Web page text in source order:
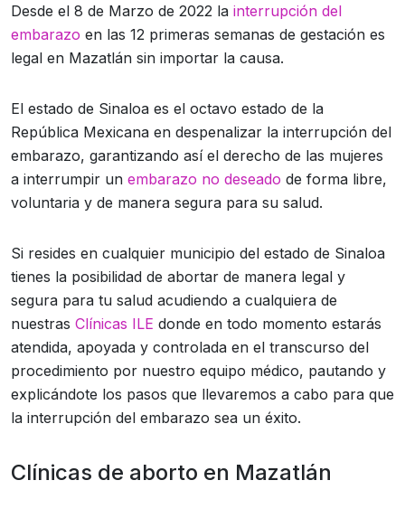
Desde el 8 de Marzo de 2022 la interrupción del
embarazo en las 12 primeras semanas de gestación es
legal en Mazatlán sin importar la causa.
El estado de Sinaloa es el octavo estado de la
República Mexicana en despenalizar la interrupción del
embarazo, garantizando así el derecho de las mujeres
a interrumpir un embarazo no deseado de forma libre,
voluntaria y de manera segura para su salud.
Si resides en cualquier municipio del estado de Sinaloa
tienes la posibilidad de abortar de manera legal y
segura para tu salud acudiendo a cualquiera de
nuestras Clínicas ILE donde en todo momento estarás
atendida, apoyada y controlada en el transcurso del
procedimiento por nuestro equipo médico, pautando y
explicándote los pasos que llevaremos a cabo para que
la interrupción del embarazo sea un éxito.
Clínicas de aborto en Mazatlán